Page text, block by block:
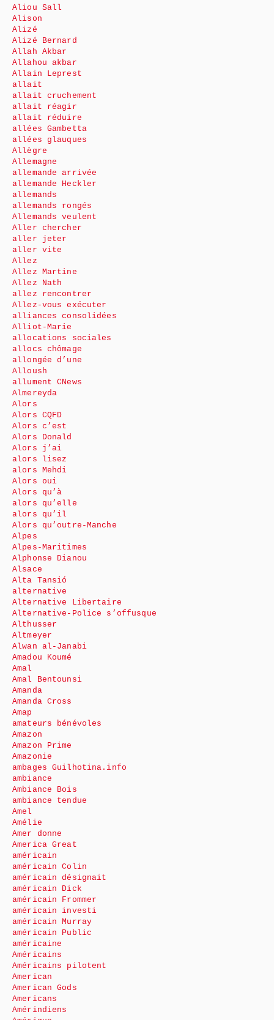
Aliou Sall
Alison
Alizé
Alizé Bernard
Allah Akbar
Allahou akbar
Allain Leprest
allait
allait cruchement
allait réagir
allait réduire
allées Gambetta
allées glauques
Allègre
Allemagne
allemande arrivée
allemande Heckler
allemands
allemands rongés
Allemands veulent
Aller chercher
aller jeter
aller vite
Allez
Allez Martine
Allez Nath
allez rencontrer
Allez-vous exécuter
alliances consolidées
Alliot-Marie
allocations sociales
allocs chômage
allongée d’une
Alloush
allument CNews
Almereyda
Alors
Alors CQFD
Alors c’est
Alors Donald
Alors j’ai
alors lisez
alors Mehdi
Alors oui
Alors qu’à
alors qu’elle
alors qu’il
Alors qu’outre-Manche
Alpes
Alpes-Maritimes
Alphonse Dianou
Alsace
Alta Tansió
alternative
Alternative Libertaire
Alternative-Police s’offusque
Althusser
Altmeyer
Alwan al-Janabi
Amadou Koumé
Amal
Amal Bentounsi
Amanda
Amanda Cross
Amap
amateurs bénévoles
Amazon
Amazon Prime
Amazonie
ambages Guilhotina.info
ambiance
Ambiance Bois
ambiance tendue
Amel
Amélie
Amer donne
America Great
américain
américain Colin
américain désignait
américain Dick
américain Frommer
américain investi
américain Murray
américain Public
américaine
Américains
Américains pilotent
American
American Gods
Americans
Amérindiens